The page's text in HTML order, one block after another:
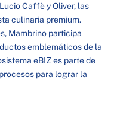
Caffè y Oliver, las
culinaria premium.
Mambrino participa
emblemáticos de la
eBIZ es parte de
para lograr la